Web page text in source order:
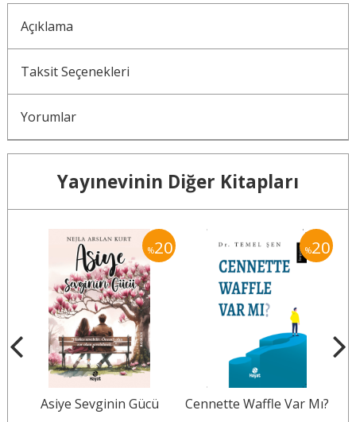
Açıklama
Taksit Seçenekleri
Yorumlar
Yayınevinin Diğer Kitapları
%20
Asiye Sevginin Gücü
%20
Cennette Waffle Var Mı?